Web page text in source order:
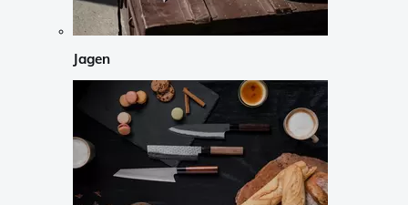
Jagen